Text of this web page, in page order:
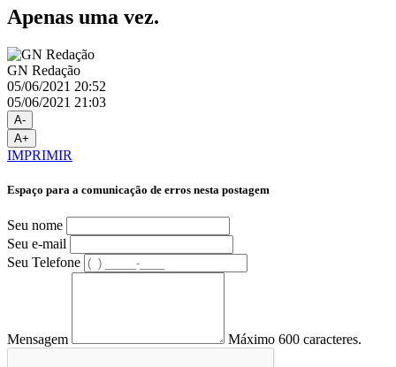
Apenas uma vez.
GN Redação
05/06/2021 20:52
05/06/2021 21:03
A-
A+
IMPRIMIR
Espaço para a comunicação de erros nesta postagem
Seu nome
Seu e-mail
Seu Telefone
Mensagem Máximo 600 caracteres.